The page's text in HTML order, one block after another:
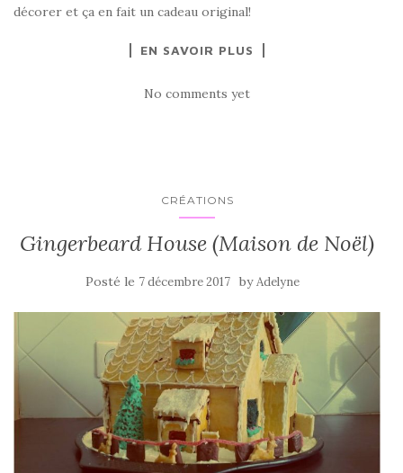
décorer et ça en fait un cadeau original!
EN SAVOIR PLUS
No comments yet
CRÉATIONS
Gingerbeard House (Maison de Noël)
Posté le 7 décembre 2017 byAdelyne